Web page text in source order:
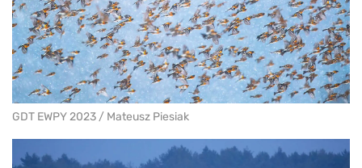
GDT EWPY 2023 / Mateusz Piesiak